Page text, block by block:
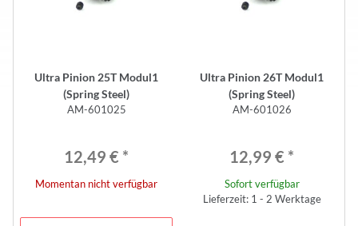
Ultra Pinion 25T Modul1
(Spring Steel)
AM-601025
12,49 € *
Momentan nicht verfügbar
Ultra Pinion 26T Modul1
(Spring Steel)
AM-601026
12,99 € *
Sofort verfügbar
Lieferzeit: 1 - 2 Werktage